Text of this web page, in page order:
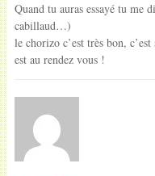
Quand tu auras essayé tu me
cabillaud…)
le chorizo c’est très bon,
est au rendez vous !